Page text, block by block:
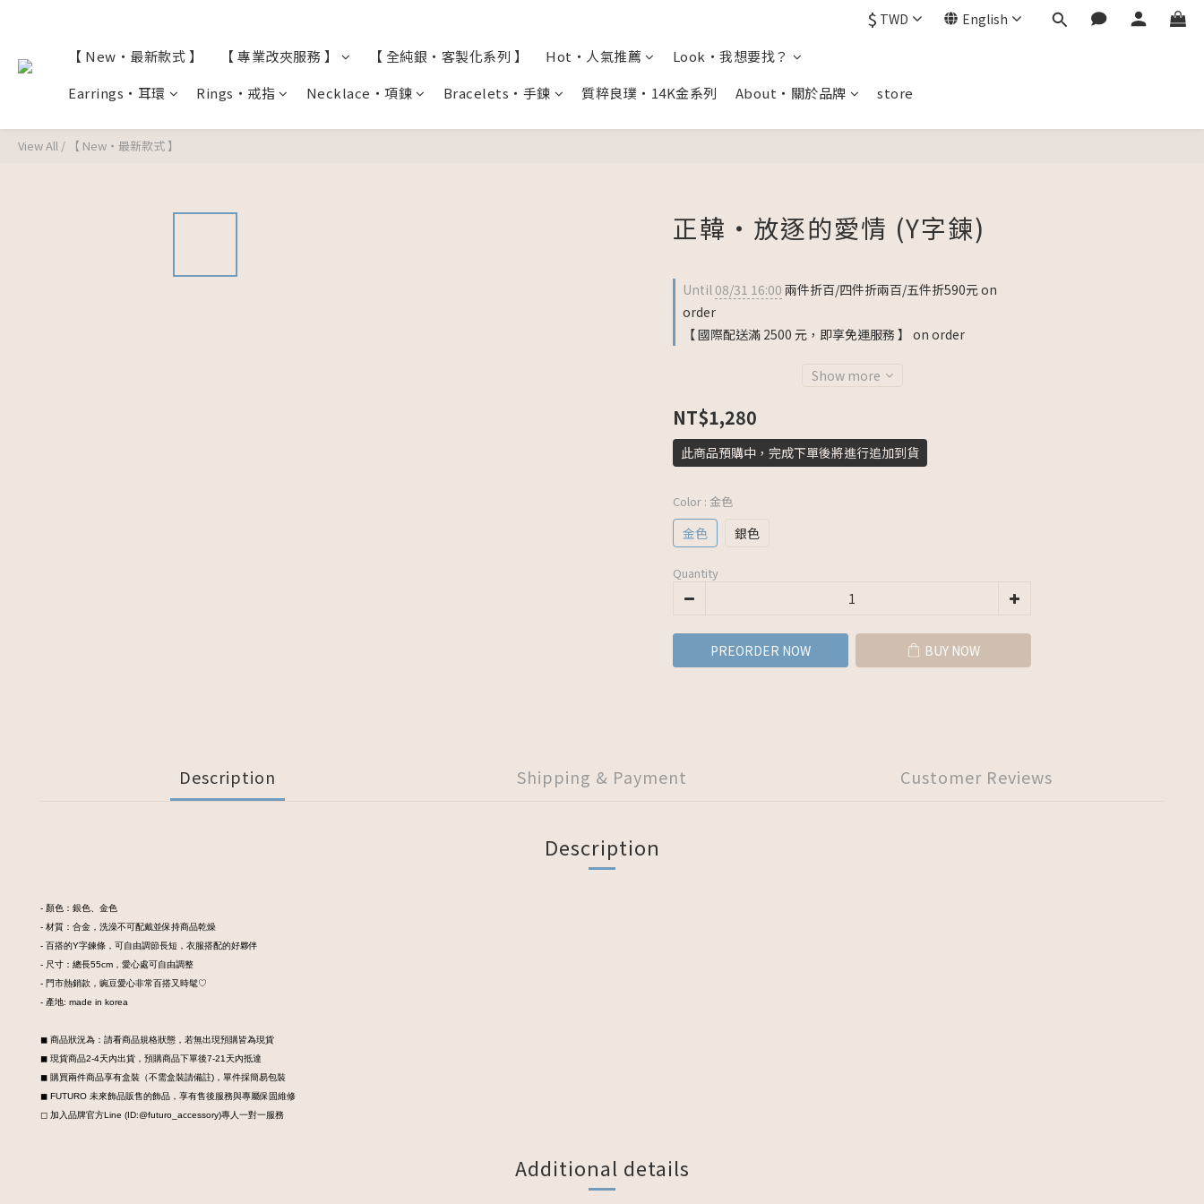
$ TWD English
【 New・最新款式 】 【 專業改夾服務 】 【 全純銀・客製化系列 】 Hot・人氣推薦
Look・我想要找？
Earrings・耳環
Rings・戒指 Necklace・項鍊 Bracelets・手鍊 質粹良璞・14K金系列 About・關於品牌 store
View All / 【 New・最新款式 】
正韓・放逐的愛情 (Y字鍊)
Until 08/31 16:00 兩件折百/四件折兩百/五件折590元 on
order
【 國際配送滿 2500 元，即享免運服務 】 on order
Show more
NT$1,280
此商品預購中，完成下單後將進行追加到貨
Color : 金色
金色 銀色
Quantity
PREORDER NOW BUY NOW
Description Shipping & Payment Customer Reviews
Description
- 顏色：銀色、金色
- 材質：合金，洗澡不可配戴並保持商品乾燥
- 百搭的Y字鍊條，可自由調節長短，衣服搭配的好夥伴
- 尺寸：總長55cm，愛心處可自由調整
- 門市熱銷款，豌豆愛心非常百搭又時髦♡
- 產地: made in korea
◼︎ 商品狀況為：請看商品規格狀態，若無出現預購皆為現貨
◼︎ 現貨商品2-4天內出貨，預購商品下單後7-21天內抵達
◼︎ 購買兩件商品享有盒裝 （不需盒裝請備註)， 單件採簡易包裝
◼︎ FUTURO 未來飾品販售的飾品，享有售後服務與專屬保固維修
◻︎ 加入品牌官方Line (ID:@futuro_accessory)專人一對一服務
Additional details